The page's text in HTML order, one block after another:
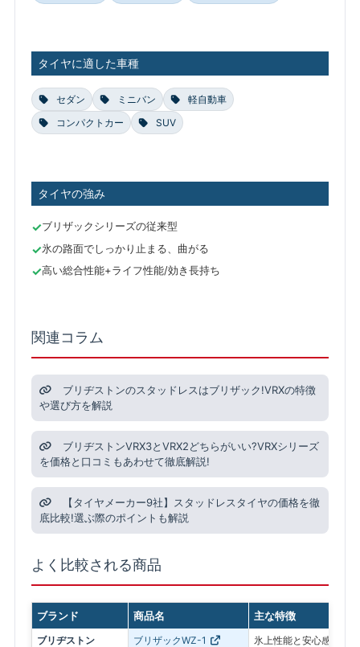
タイヤに適した車種
セダン ミニバン
軽自動車
コンパクトカー
SUV
タイヤの強み
ブリザックシリーズの従来型
氷の路面でしっかり止まる、曲がる
高い総合性能+ライフ性能/効き長持ち
関連コラム
ブリヂストンのスタッドレスはブリザック!VRXの特徴
や選び方を解説
ブリヂストンVRX3とVRX2どちらがいい?VRXシリーズ
を価格と口コミもあわせて徹底解説!
【タイヤメーカー9社】スタッドレスタイヤの価格を徹
底比較!選ぶ際のポイントも解説
よく比較される商品
ブランド 商品名 主な特徴
ブリヂストン ブリザックWZ-1
氷上性能と安心感を最